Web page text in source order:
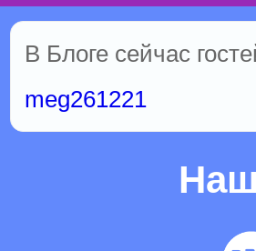
В Блоге сейчас
meg261221